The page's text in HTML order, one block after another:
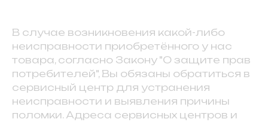
В случае возникновения какой-либо
неисправности приобретённого у нас
товара, согласно Закону "О защите прав
потребителей", Вы обязаны обратиться в
сервисный центр для устранения
неисправности и выявления причины
поломки. Адреса сервисных центров и